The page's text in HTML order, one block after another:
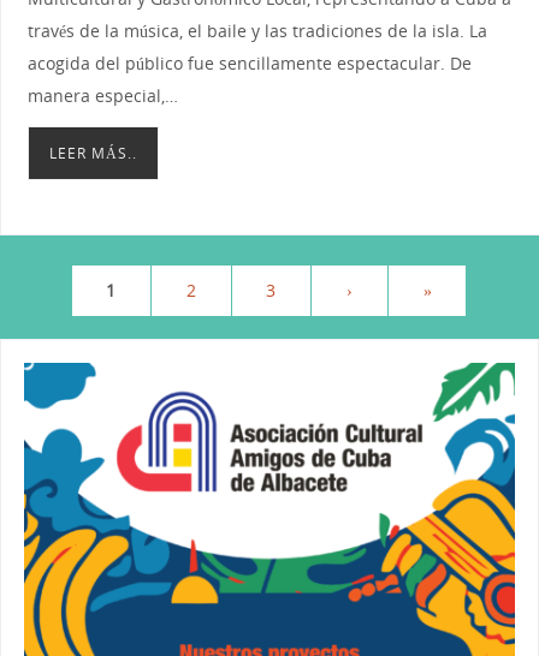
través de la música, el baile y las tradiciones de la isla. La
acogida del público fue sencillamente espectacular. De
manera especial,…
LEER MÁS..
1 2 3 › »